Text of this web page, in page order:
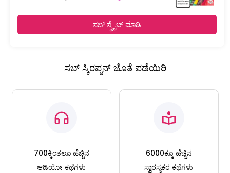
ಸಬ್ ಸ್ಕ್ರೈಬ್ ಮಾಡಿ
ಸಬ್ ಸ್ಕಿರಪ್ಶನ್ ಜೊತೆ ಪಡೆಯಿರಿ
700ಕ್ಕಿಂತಲೂ ಹೆಚ್ಚಿನ
ಆಡಿಯೋ ಕಥೆಗಳು
6000ಕ್ಕೂ ಹೆಚ್ಚಿನ
ಸ್ವಾರಸ್ಯಕರ ಕಥೆಗಳು